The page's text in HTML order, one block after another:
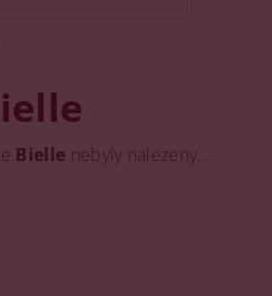
Bielle nebyly nalezeny....